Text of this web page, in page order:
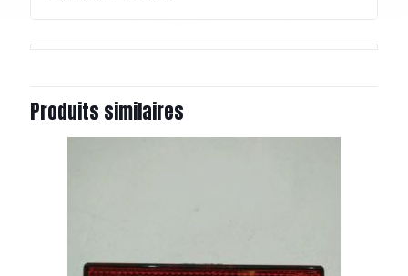
Produits similaires